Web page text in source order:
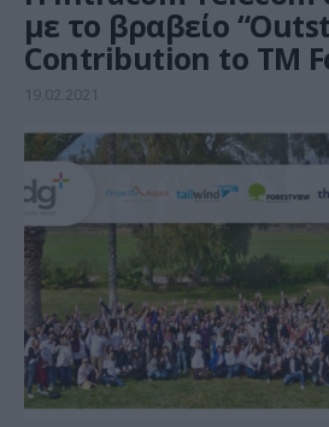
με το βραβείο
Contribution to TM
19.02.2021